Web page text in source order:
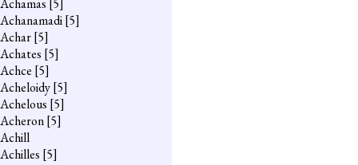
Achamas [5]
Achanamadi[5]
Achar[5]
Achates [5]
Achce [5]
Acheloidy[5]
Achelous [5]
Acheron[5]
Achill
Achilles [5]